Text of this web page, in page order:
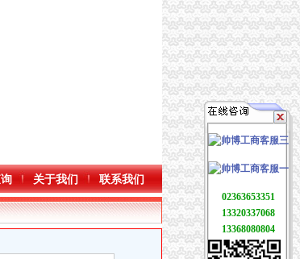
关于我们 联系我们
02363653351
13320337068
13368080804